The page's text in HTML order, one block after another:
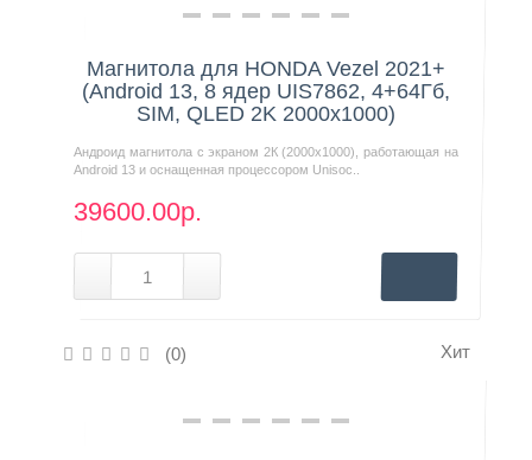
Нашли дешевле?
Магнитола для HONDA Vezel 2021+
(Android 13, 8 ядер UIS7862, 4+64Гб,
SIM, QLED 2K 2000x1000)
Андроид магнитола с экраном 2К (2000х1000), работающая на
Android 13 и оснащенная процессором Unisoc..
39600.00р.
(0) Хит
Нашли дешевле?